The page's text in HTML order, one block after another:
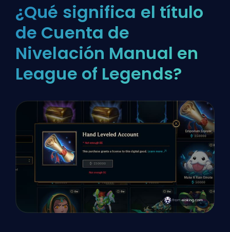
¿Qué significa el título
de Cuenta de
Nivelación Manual en
League of Legends?